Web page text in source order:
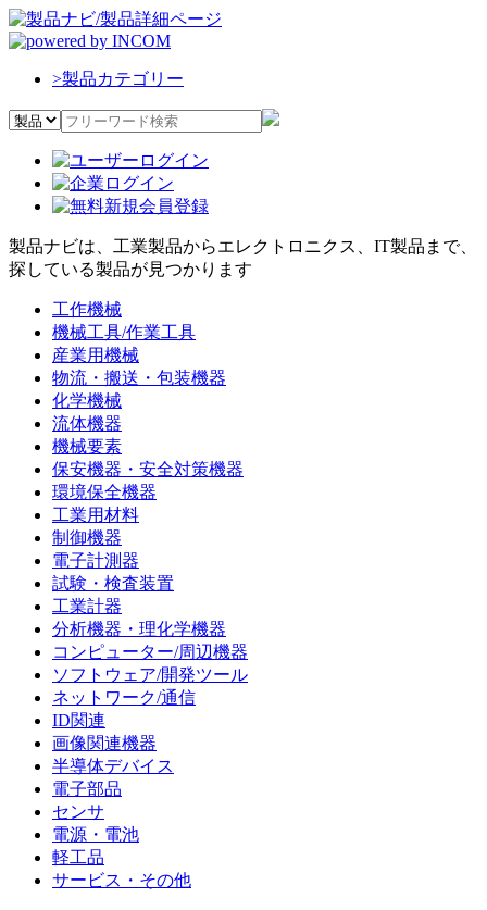
>製品カテゴリー
製品ナビは、工業製品からエレクトロニクス、IT製品まで、
探している製品が見つかります
工作機械
機械工具/作業工具
産業用機械
物流・搬送・包装機器
化学機械
流体機器
機械要素
保安機器・安全対策機器
環境保全機器
工業用材料
制御機器
電子計測器
試験・検査装置
工業計器
分析機器・理化学機器
コンピューター/周辺機器
ソフトウェア/開発ツール
ネットワーク/通信
ID関連
画像関連機器
半導体デバイス
電子部品
センサ
電源・電池
軽工品
サービス・その他